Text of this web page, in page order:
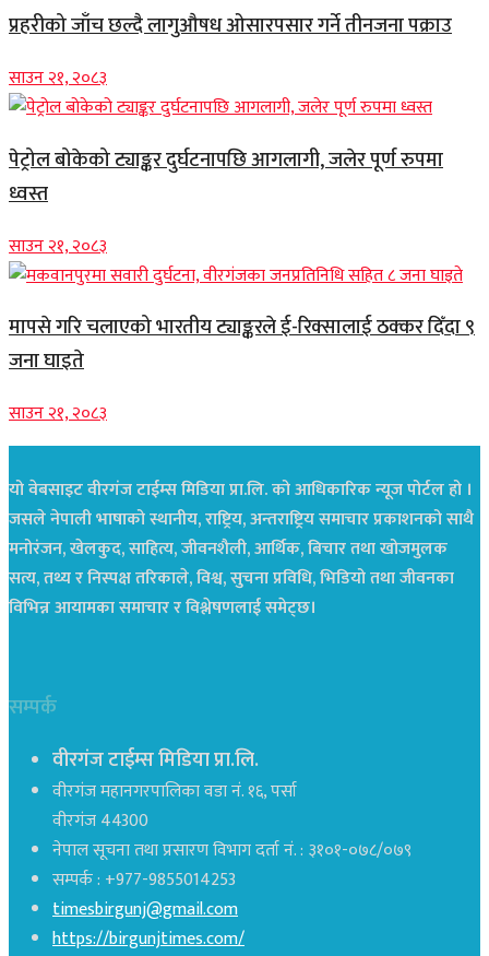
प्रहरीको जाँच छल्दै लागुऔषध ओसारपसार गर्ने तीनजना पक्राउ
साउन २१, २०८३
पेट्रोल बोकेको ट्याङ्कर दुर्घटनापछि आगलागी, जलेर पूर्ण रुपमा
ध्वस्त
साउन २१, २०८३
मापसे गरि चलाएको भारतीय ट्याङ्करले ई-रिक्सालाई ठक्कर दिँदा ९
जना घाइते
साउन २१, २०८३
यो वेबसाइट वीरगंज टाईम्स मिडिया प्रा.लि. को आधिकारिक न्यूज पोर्टल हो ।
जसले नेपाली भाषाको स्थानीय, राष्ट्रिय, अन्तराष्ट्रिय समाचार प्रकाशनको साथै
मनोरंजन, खेलकुद, साहित्य, जीवनशैली, आर्थिक, बिचार तथा खोजमुलक
सत्य, तथ्य र निस्पक्ष तरिकाले, विश्व, सुचना प्रविधि, भिडियो तथा जीवनका
विभिन्न आयामका समाचार र विश्लेषणलाई समेट्छ।
सम्पर्क
वीरगंज टाईम्स मिडिया प्रा.लि.
वीरगंज महानगरपालिका वडा नं. १६, पर्सा
वीरगंज 44300
नेपाल सूचना तथा प्रसारण विभाग दर्ता नं. : ३१०१-०७८/०७९
सम्पर्क : +977-9855014253
timesbirgunj@gmail.com
https://birgunjtimes.com/